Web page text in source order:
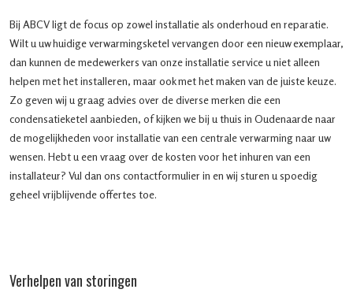
Bij ABCV ligt de focus op zowel installatie als onderhoud en reparatie.
Wilt u uw huidige verwarmingsketel vervangen door een nieuw exemplaar,
dan kunnen de medewerkers van onze installatie service u niet alleen
helpen met het installeren, maar ook met het maken van de juiste keuze.
Zo geven wij u graag advies over de diverse merken die een
condensatieketel aanbieden, of kijken we bij u thuis in Oudenaarde naar
de mogelijkheden voor installatie van een centrale verwarming naar uw
wensen. Hebt u een vraag over de kosten voor het inhuren van een
installateur? Vul dan ons contactformulier in en wij sturen u spoedig
geheel vrijblijvende offertes toe.
Verhelpen van storingen